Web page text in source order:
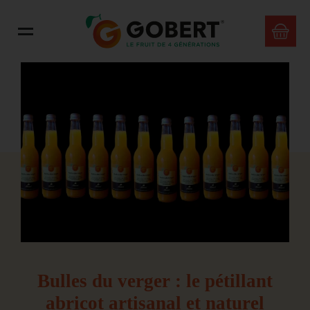
Bulles du verger : le pétillant
abricot artisanal et naturel